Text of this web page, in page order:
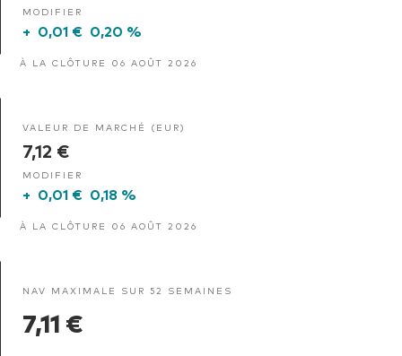
MODIFIER
+ 0,01 € 0,20 %
À LA CLÔTURE 06 AOÛT 2026
VALEUR DE MARCHÉ (EUR)
7,12 €
MODIFIER
+ 0,01 € 0,18 %
À LA CLÔTURE 06 AOÛT 2026
NAV MAXIMALE SUR 52 SEMAINES
7,11 €